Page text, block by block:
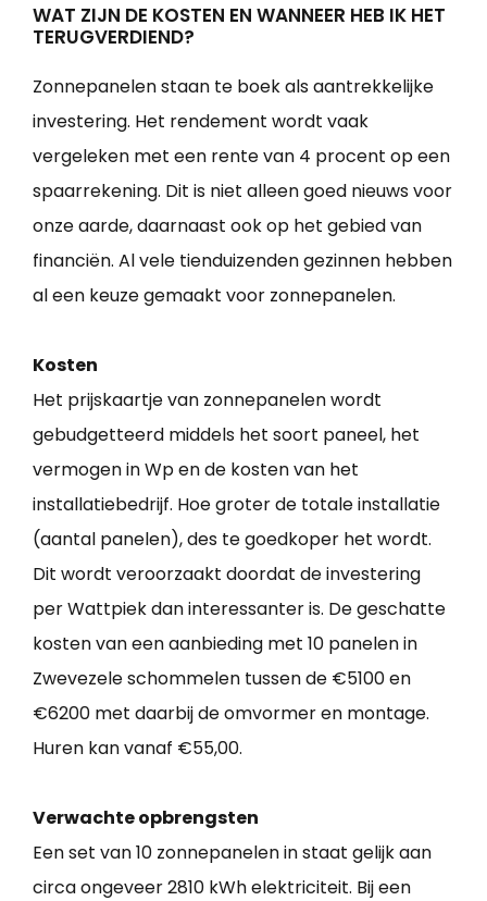
WAT ZIJN DE KOSTEN EN WANNEER HEB IK HET
TERUGVERDIEND?
Zonnepanelen staan te boek als aantrekkelijke
investering. Het rendement wordt vaak
vergeleken met een rente van 4 procent op een
spaarrekening. Dit is niet alleen goed nieuws voor
onze aarde, daarnaast ook op het gebied van
financiën. Al vele tienduizenden gezinnen hebben
al een keuze gemaakt voor zonnepanelen.
Kosten
Het prijskaartje van zonnepanelen wordt
gebudgetteerd middels het soort paneel, het
vermogen in Wp en de kosten van het
installatiebedrijf. Hoe groter de totale installatie
(aantal panelen), des te goedkoper het wordt.
Dit wordt veroorzaakt doordat de investering
per Wattpiek dan interessanter is. De geschatte
kosten van een aanbieding met 10 panelen in
Zwevezele schommelen tussen de €5100 en
€6200 met daarbij de omvormer en montage.
Huren kan vanaf €55,00.
Verwachte opbrengsten
Een set van 10 zonnepanelen in staat gelijk aan
circa ongeveer 2810 kWh elektriciteit. Bij een